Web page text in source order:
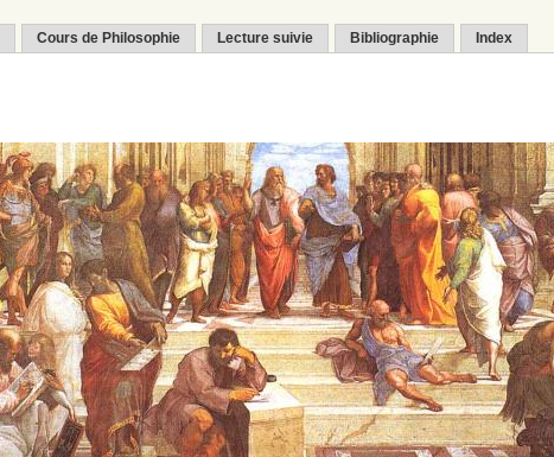
Cours de Philosophie Lecture suivie Bibliographie Index